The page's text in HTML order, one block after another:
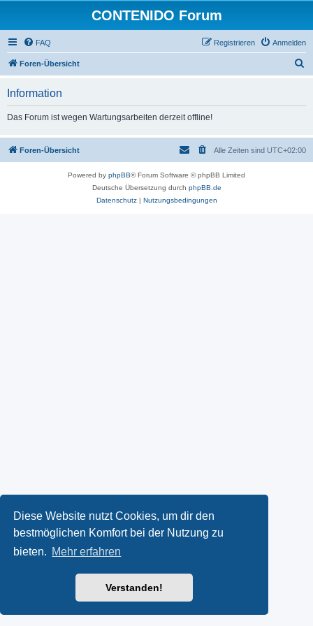
Diese Website nutzt Cookies, um dir den
bestmöglichen Komfort bei der Nutzung zu
bieten. Mehr erfahren
Verstanden!
CONTENIDO Forum
FAQ Anmelden
Registrieren
Foren-Übersicht
Information
Das Forum ist wegen Wartungsarbeiten derzeit offline!
Foren-Übersicht Alle Zeiten sind UTC+02:00
Powered by phpBB® Forum Software © phpBB Limited
Deutsche Übersetzung durch phpBB.de
Datenschutz| Nutzungsbedingungen